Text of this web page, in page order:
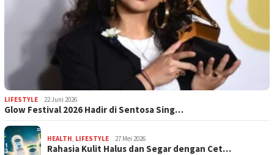
LIFESTYLE 22 Juni 2026
Glow Festival 2026 Hadir di Sentosa Sing…
HEALTH LIFESTYLE 27 Mei 2026
Rahasia Kulit Halus dan Segar dengan Cet…